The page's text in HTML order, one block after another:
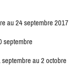
au 24 septembre 2017
septembre
septembre au 2 octobre